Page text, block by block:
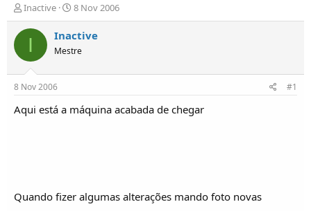
I
n
i
i
d
o
r
d
c
Inactive
D
a
t
d
í
8 Nov 2006
I Inactive
Mestre
8 Nov 2006 #1
Aqui está a máquina acabada de chegar
Quando fizer algumas alterações mando foto novas